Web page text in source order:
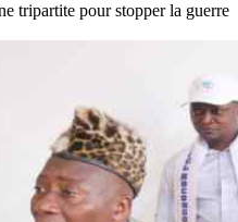
tripartite pour stopper la guerre